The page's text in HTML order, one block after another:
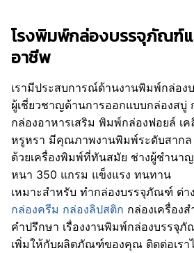
โรงพิมพ์กล่องบรรจุภัณฑ์
อาชีพ
เรามีประสบการณ์ด้านงานพิมพ์กล่อ
ผู้เชี่ยวชาญด้านการออกแบบกล่องสบู่
กล่องอาหารเสริม พิมพ์กล่องฟอยล์ เค
หรูหรา มีคุณภาพงานพิมพ์ระดับสากล
ด้วยเครื่องพิมพ์ที่ทันสมัย ช่างผู้ชำนา
หนา 350 แกรม แข็งแรง ทนทาน
เหมาะสำหรับ ทำกล่องบรรจุภัณฑ์ ต่า
กล่องครีม กล่องลิปสติก กล่องเครื่อง
คำปรึกษา เรื่องงานพิมพ์กล่องบรรจุ
เพิ่มให้กับผลิตภัณฑ์ของคุณ ติดต่อเรา